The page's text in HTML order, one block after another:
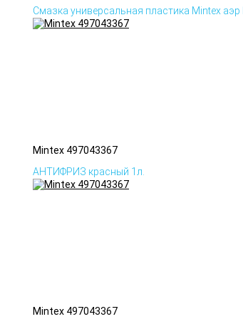
Смазка универсальная пластика Mintex
Mintex 497043367
АНТИФРИЗ красный 1л.
Mintex 497043367